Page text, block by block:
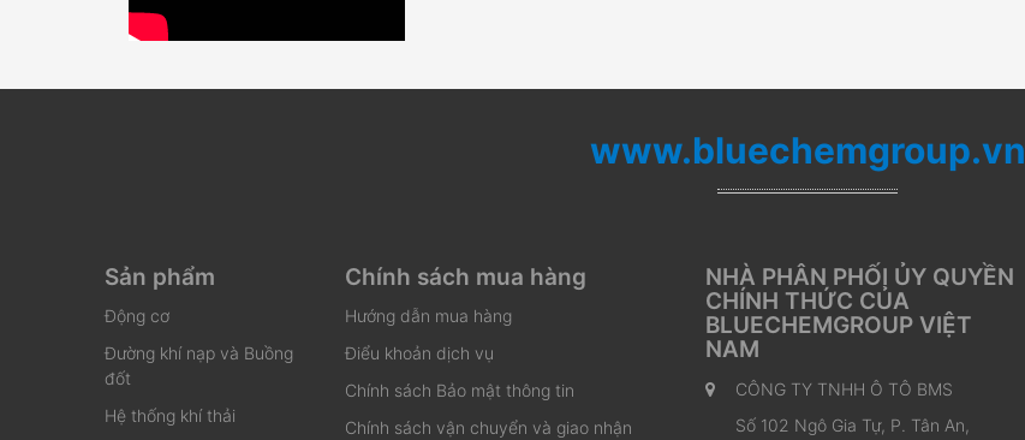
www.bluechemgroup.vn
Sản phẩm
Động cơ
Đường khí nạp và Buồng
đốt
Hệ thống khí thải
Chính sách mua hàng
Hướng dẫn mua hàng
Điểu khoản dịch vụ
Chính sách Bảo mật thông tin
Chính sách vận chuyển và giao nhận
NHÀ PHÂN PHỐI ỦY QUYỀN
CHÍNH THỨC CỦA
BLUECHEMGROUP VIỆT
NAM
CÔNG TY TNHH Ô TÔ BMS
Số 102 Ngô Gia Tự, P. Tân An,